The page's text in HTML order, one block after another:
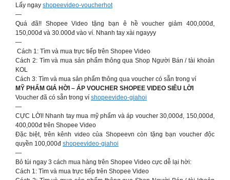
Lấy ngay shopeevideo-voucherhot
—
Quá đã!! Shopee Video tặng bạn ê hề voucher giảm 400,000đ,
150,000đ và 30.000đ vào ví. Nhanh tay xài ngayyy
—
Cách 1: Tìm và mua trực tiếp trên Shopee Video
Cách 2: Tìm và mua sản phẩm thông qua Shop Người Bán / tài khoản
KOL
Cách 3: Tìm và mua sản phẩm thông qua voucher có sẵn trong ví
MỸ PHẨM GIÁ HỜI – ÁP VOUCHER SHOPEE VIDEO SIÊU LỜI
Voucher đã có sẵn trong ví shopeevideo-giahoi
—
CỰC LỜI! Nhanh tay mua mỹ phẩm và áp voucher 30,000đ, 150,000đ,
400,000đ trên Shopee Video
Đặc biệt, trên kênh video của Shopeevn còn tặng bạn voucher độc
quyền 100,000đ shopeevideo-giahoi
—
Bỏ túi ngay 3 cách mua hàng trên Shopee Video cực dễ lại hời:
Cách 1: Tìm và mua trực tiếp trên Shopee Video